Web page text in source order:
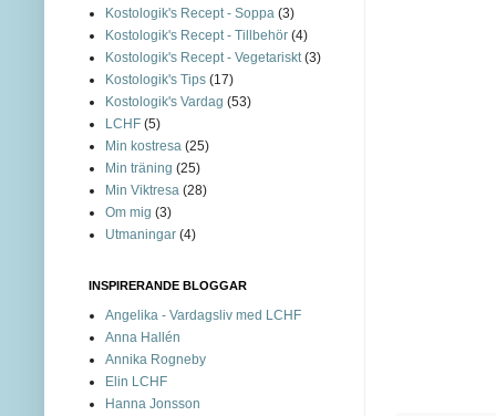
Kostologik's Recept - Soppa (3)
Kostologik's Recept - Tillbehör (4)
Kostologik's Recept - Vegetariskt (3)
Kostologik's Tips (17)
Kostologik's Vardag (53)
LCHF (5)
Min kostresa (25)
Min träning (25)
Min Viktresa (28)
Om mig (3)
Utmaningar (4)
INSPIRERANDE BLOGGAR
Angelika - Vardagsliv med LCHF
Anna Hallén
Annika Rogneby
Elin LCHF
Hanna Jonsson